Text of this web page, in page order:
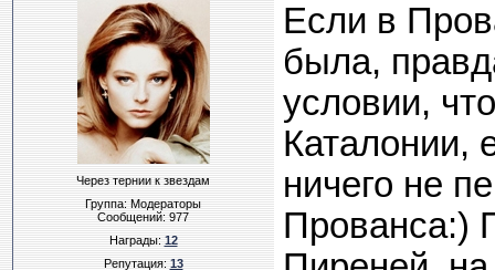
Через тернии к звездам
Группа: Модераторы
Сообщений:977
Награды:12
Репутация:13
Если в
была,
условии,
Каталонии,
ничего не
Прованса:)